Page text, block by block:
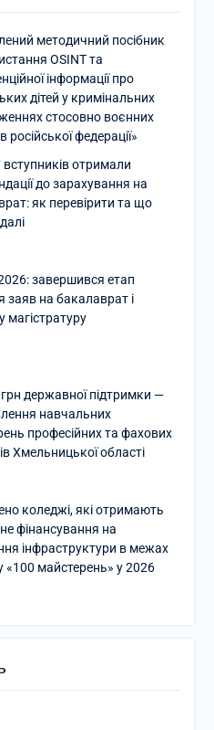
методичний посібник
OSINT та
інформації про
дітей у кримінальних
стосовно воєнних
російської федерації»
отримали
до зарахування на
як перевірити та що
завершився етап
заяв на бакалаврат і
магістратуру
державної підтримки —
навчальних
професійних та фахових
Хмельницької області
коледжі, які отримають
фінансування на
інфраструктури в межах
«100 майстерень» у 2026